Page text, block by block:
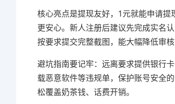
核心亮点是提现友好，1元就能申请
更安心。新人注册后建议先完成实名
按要求提交完整截图，能大幅降低审核
避坑指南要记牢：远离要求提供银行
载恶意软件等违规单，保护账号安全
松覆盖奶茶钱、话费开销。